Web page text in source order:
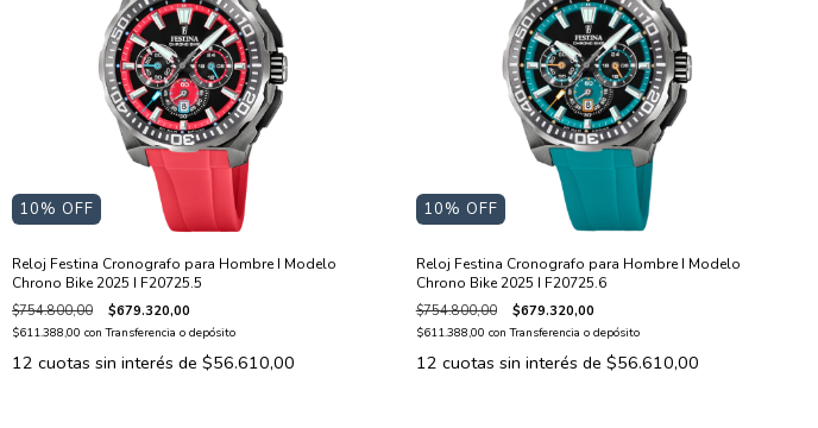
10% OFF
Reloj Festina Cronografo para Hombre I Modelo
Chrono Bike 2025 I F20725.5
$754.800,00 $679.320,00
$611.388,00 con Transferencia o depósito
12 cuotas sin interés de $56.610,00
10% OFF
Reloj Festina Cronografo para Hombre I Modelo
Chrono Bike 2025 I F20725.6
$754.800,00 $679.320,00
$611.388,00 con Transferencia o depósito
12 cuotas sin interés de $56.610,00